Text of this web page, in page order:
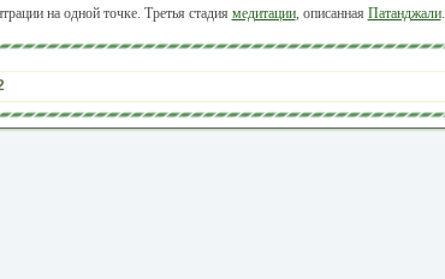
на одной точке. Третья стадия медитации, описанная Патанджали.